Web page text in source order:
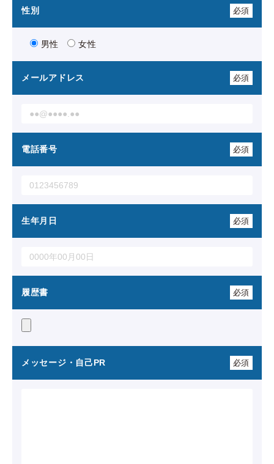
性別 必須
男性 女性
メールアドレス 必須
電話番号 必須
生年月日 必須
履歴書 必須
メッセージ・自己PR 必須